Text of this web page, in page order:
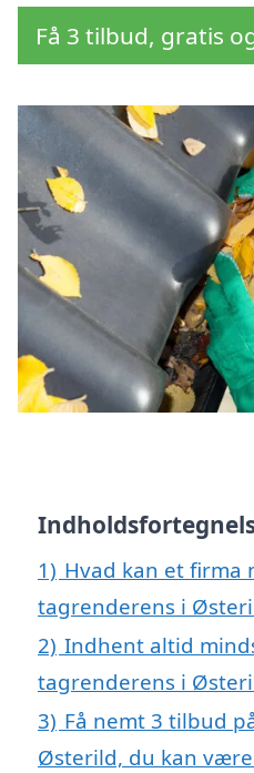
Få 3 tilbud, gratis
1) Hvad kan et firma
tagrenderens i
2) Indhent altid
tagrenderens i
3) Få nemt 3 tilbud
Østerild, du kan